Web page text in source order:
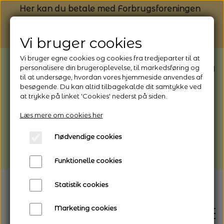
Her kan du betale med Forbrugsforeningen
BEMÆRK: Butikken har ferielukket* fra
1/8 - 9/8 - 2026
*Webshoppen er åben og sender hele
afhentning
Vi gør opmærksom på, at der kan være lidt
længere leveringstid
Vi bruger cookies
Vi bruger egne cookies og cookies fra tredjeparter til at
personalisere din brugeroplevelse, til markedsføring og
til at undersøge, hvordan vores hjemmeside anvendes af
besøgende. Du kan altid tilbagekalde dit samtykke ved
at trykke på linket 'Cookies' nederst på siden.
Læs mere om cookies her
Nødvendige cookies
Funktionelle cookies
Statistik cookies
Marketing cookies